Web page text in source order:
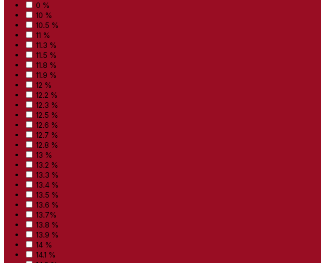
0 %
10 %
10.5 %
11 %
11.3 %
11.5 %
11.8 %
11.9 %
12 %
12.2 %
12.3 %
12.5 %
12.6 %
12.7 %
12.8 %
13 %
13.2 %
13.3 %
13.4 %
13.5 %
13.6 %
13.7%
13.8 %
13.9 %
14 %
14.1 %